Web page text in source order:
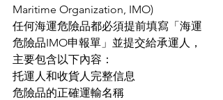
Maritime Organization, IMO)
任何海運危險品都必須提前填寫「海運
危險品IMO申報單」並提交給承運人，
主要包含以下內容：
托運人和收貨人完整信息
危險品的正確運輸名稱